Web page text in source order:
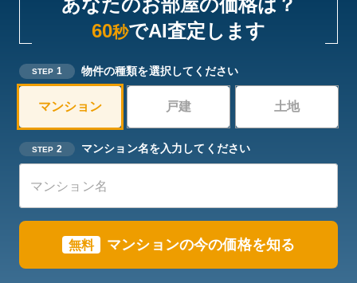
あなたのお部屋の価格は？
60秒でAI査定します
STEP 1 物件の種類を選択してください
マンション 戸建 土地
STEP 2 マンション名を入力してください
無料 マンションの今の価格を知る